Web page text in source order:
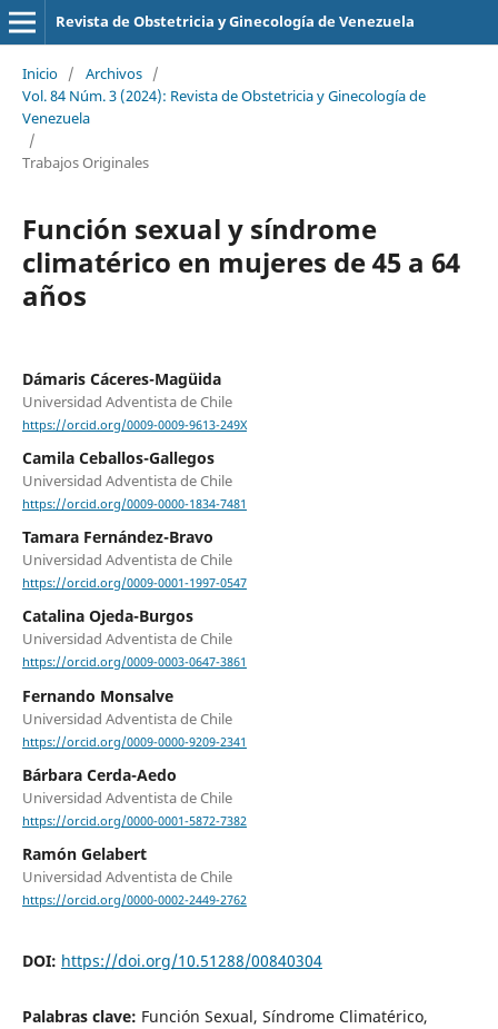
Revista de Obstetricia y Ginecología de Venezuela
Inicio / Archivos /
Vol. 84 Núm. 3 (2024): Revista de Obstetricia y Ginecología de
Venezuela
/
Trabajos Originales
Función sexual y síndrome
climatérico en mujeres de 45 a 64
años
Dámaris Cáceres-Magüida
Universidad Adventista de Chile
https://orcid.org/0009-0009-9613-249X
Camila Ceballos-Gallegos
Universidad Adventista de Chile
https://orcid.org/0009-0000-1834-7481
Tamara Fernández-Bravo
Universidad Adventista de Chile
https://orcid.org/0009-0001-1997-0547
Catalina Ojeda-Burgos
Universidad Adventista de Chile
https://orcid.org/0009-0003-0647-3861
Fernando Monsalve
Universidad Adventista de Chile
https://orcid.org/0009-0000-9209-2341
Bárbara Cerda-Aedo
Universidad Adventista de Chile
https://orcid.org/0000-0001-5872-7382
Ramón Gelabert
Universidad Adventista de Chile
https://orcid.org/0000-0002-2449-2762
DOI: https://doi.org/10.51288/00840304
Palabras clave: Función Sexual, Síndrome Climatérico,